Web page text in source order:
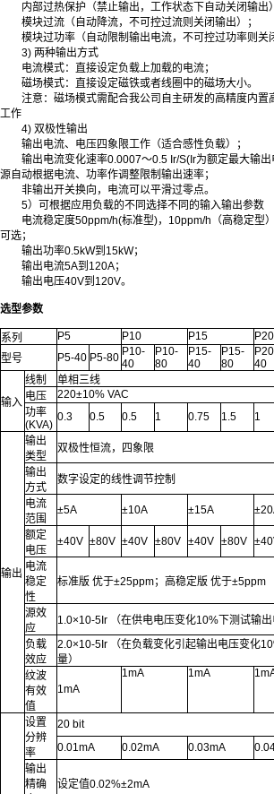
内部过热保护（禁止输出，工作状态下自动关闭输出
模块过流（自动降流，不可控过流则关闭输出）；
模块过功率（自动限制输出电流，不可控过功率则关
3) 两种输出方式
电流模式：直接设定负载上加载的电流；
磁场模式：直接设定磁铁或者线圈中的磁场大小。
注意：磁场模式需配合我公司自主研发的高精度内置
工作
4) 双极性输出
输出电流、电压四象限工作（适合感性负载）；
输出电流变化速率0.0007～0.5 Ir/S(Ir为额定最大输
源自动根据电流、功率作调整限制输出速率；
非输出开关换向，电流可以平滑过零点。
5）可根据应用负载的不同选择不同的输入输出参数
电流稳定度50ppm/h(标准型)，10ppm/h（高稳定型
可选；
输出功率0.5kW到15kW；
输出电流5A到120A；
输出电压40V到120V。
选型参数
系列 P5 P10 P15 P20
型号
P5-40 P5-80 P10-
40
P10-
80
P15-
40
P15-
80
40
输入
线制 单相三线
电压
220±10% VAC
功率
(KVA)
0.3 0.5 0.5 1 0.75 1.5 1
输出
输出
类型
双极性恒流，四象限
输出
方式
数字设定的线性调节控制
电流
范围
±5A ±10A ±15A
额定
电压
±40V ±80V ±40V ±80V ±40V ±80V
电流
稳定
性
标准版 优于±25ppm；高稳定版 优于±5ppm
源效
应
1.0×10-5Ir （在供电电压变化10%下测试输出
负载
效应
2.0×10-5Ir （在负载变化引起输出电压变化
量）
纹波
有效
值
1mA
1mA 1mA
设置
分辨
率
20 bit
0.01mA
0.02mA 0.03mA
输出
精确
设定值0.02%±2mA